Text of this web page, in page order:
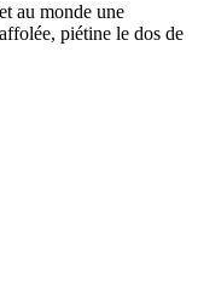
au monde une
piétine le dos de